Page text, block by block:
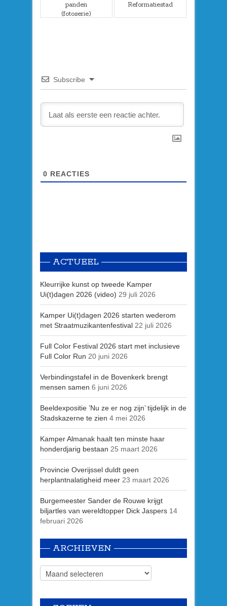
panden
(fotoserie)
Reformatiestad
Subscribe
0 REACTIES
ACTUEEL
Kleurrijke kunst op tweede Kamper
Ui(t)dagen 2026 (video) 29 juli 2026
Kamper Ui(t)dagen 2026 starten wederom
met Straatmuzikantenfestival 22 juli 2026
Full Color Festival 2026 start met inclusieve
Full Color Run 20 juni 2026
Verbindingstafel in de Bovenkerk brengt
mensen samen 6 juni 2026
Beeldexpositie ’Nu ze er nog zijn’ tijdelijk in de
Stadskazerne te zien 4 mei 2026
Kamper Almanak haalt ten minste haar
honderdjarig bestaan 25 maart 2026
Provincie Overijssel duldt geen
herplantnalatigheid meer 23 maart 2026
Burgemeester Sander de Rouwe krijgt
biljartles van wereldtopper Dick Jaspers 14
februari 2026
ARCHIEVEN